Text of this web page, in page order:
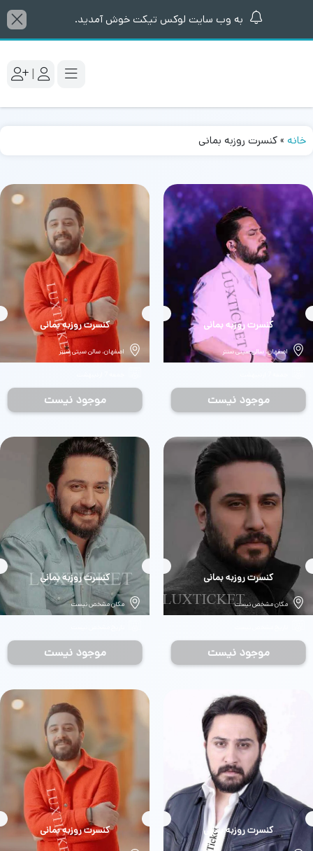
به وب سایت لوکس تیکت خوش آمدید.
|
خانه »کنسرت روزبه بمانی
بلیط
کنسرت روزبه بمانی
اصفهان، سالن سیتی سنتر
موجود نیست
بلیط
کنسرت روزبه بمانی
اصفهان، سالن سیتی سنتر
موجود نیست
بلیط
کنسرت روزبه بمانی
مکان مشخص نیست
موجود نیست
بلیط
کنسرت روزبه بمانی
مکان مشخص نیست
موجود نیست
بلیط
کنسرت روزبه بمانی بلیط
کنسرت روزبه بمانی